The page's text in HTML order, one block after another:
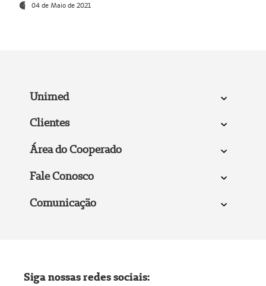
04 de Maio de 2021
Unimed
Clientes
Área do Cooperado
Fale Conosco
Comunicação
Siga nossas redes sociais: